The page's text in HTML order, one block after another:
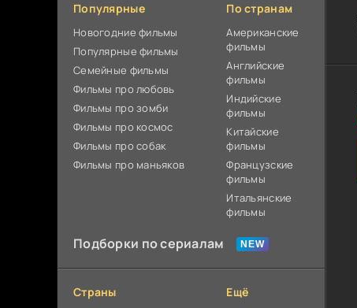
Популярные
Новогодние фильмы
Популярные фильмы
Cемейные фильмы
Фильмы про любовь
Фильмы про зомби
Фильмы про космос
Фильмы про собак
Фильмы про маньяков
По странам
Американские
фильмы
Английские
фильмы
Индийские
фильмы
Китайские
фильмы
Французские
фильмы
Итальянские
фильмы
Подборки по сериалам
Страны Ещё